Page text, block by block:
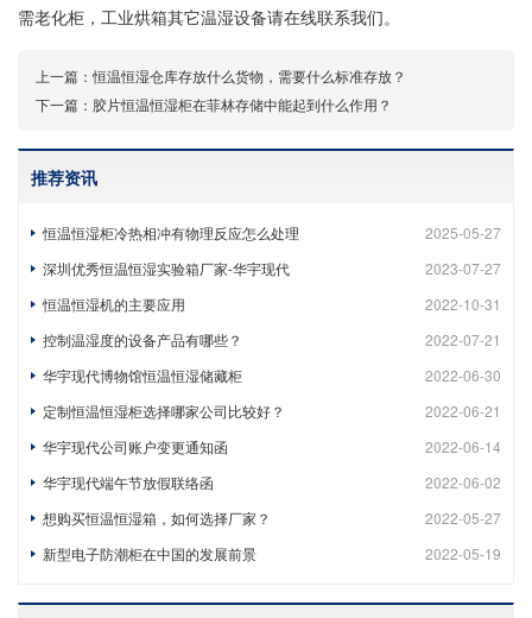
需老化柜，工业烘箱其它温湿设备请在线联系我们。
上一篇：恒温恒湿仓库存放什么货物，需要什么标准存放？
下一篇： 胶片恒温恒湿柜在菲林存储中能起到什么作用？
推荐资讯
2025-05-27
恒温恒湿柜冷热相冲有物理反应怎么处理
2023-07-27
深圳优秀恒温恒湿实验箱厂家-华宇现代
2022-10-31
恒温恒湿机的主要应用
2022-07-21
控制温湿度的设备产品有哪些？
2022-06-30
华宇现代博物馆恒温恒湿储藏柜
2022-06-21
定制恒温恒湿柜选择哪家公司比较好？
2022-06-14
华宇现代公司账户变更通知函
2022-06-02
华宇现代端午节放假联络函
2022-05-27
想购买恒温恒湿箱，如何选择厂家？
2022-05-19
新型电子防潮柜在中国的发展前景